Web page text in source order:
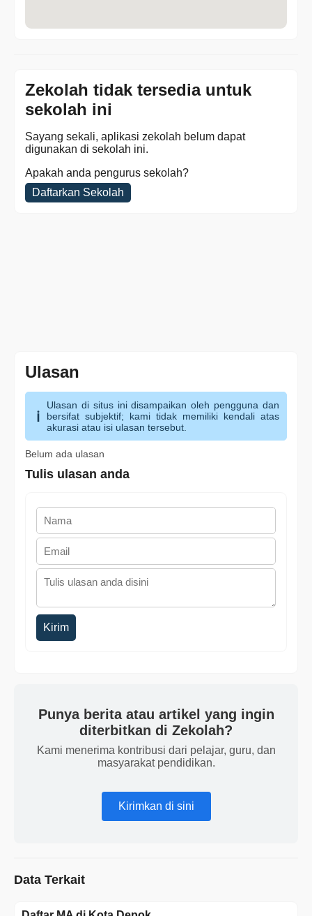
Zekolah tidak tersedia untuk
sekolah ini
Sayang sekali, aplikasi zekolah belum dapat
digunakan di sekolah ini.
Apakah anda pengurus sekolah?
Daftarkan Sekolah
Ulasan
Ulasan di situs ini disampaikan oleh pengguna dan
bersifat subjektif; kami tidak memiliki kendali atas
akurasi atau isi ulasan tersebut.
Belum ada ulasan
Tulis ulasan anda
Kirim
Punya berita atau artikel yang ingin
diterbitkan di Zekolah?
Kami menerima kontribusi dari pelajar, guru, dan
masyarakat pendidikan.
Kirimkan di sini
Data Terkait